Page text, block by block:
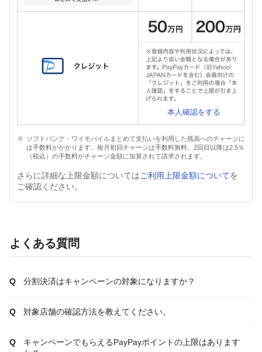
本人確認をする
ソフトバンク・ワイモバイルまとめて支払いを利用した残高へのチャージに
は手数料がかかります。毎月初回チャージは手数料無料、2回目以降は2.5％
（税込）の手数料がチャージ金額に加算されて請求されます。
さらに詳細な上限金額についてはご利用上限金額についてを
ご確認ください。
よくある質問
分割決済はキャンペーンの対象になりますか？
対象店舗の確認方法を教えてください。
キャンペーンでもらえるPayPayポイントの上限はあります